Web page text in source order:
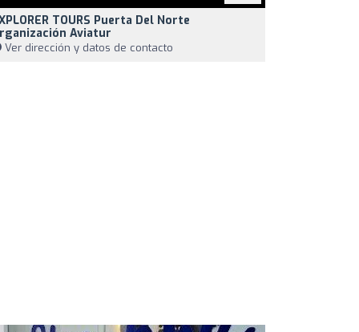
TOURS Puerta Del Norte
Aviatur
Ver dirección y datos de contacto